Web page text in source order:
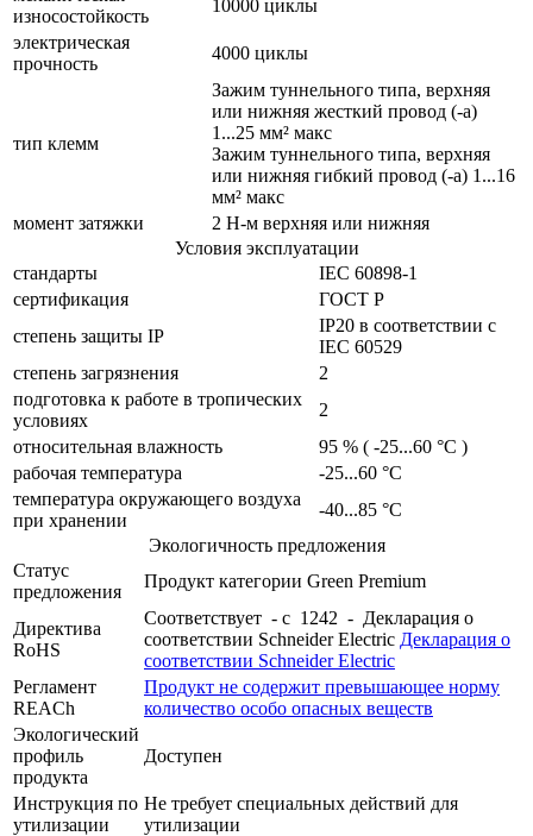
износостойкость
10000 циклы
электрическая
прочность
4000 циклы
тип клемм
Зажим туннельного типа, верхняя
или нижняя жесткий провод (-а)
1...25 мм² макс
Зажим туннельного типа, верхняя
или нижняя гибкий провод (-а) 1...16
мм² макс
момент затяжки
2 Н-м верхняя или нижняя
Условия эксплуатации
стандарты
IEC 60898-1
сертификация
ГОСТ Р
cтепень защиты IP
IP20 в соответствии с
IEC 60529
степень загрязнения
2
подготовка к работе в тропических
условиях
2
относительная влажность
95 % ( -25...60 °C )
рабочая температура
-25...60 °C
температура окружающего воздуха
при хранении
-40...85 °C
Экологичность предложения
Статус
предложения
Продукт категории Green Premium
Директива
RoHS
Соответствует - с 1242 - Декларация о
соответствии Schneider Electric Декларация о
соответствии Schneider Electric
Регламент
REACh
Продукт не содержит превышающее норму
количество особо опасных веществ
Экологический
профиль
продукта
Доступен
Инструкция по
утилизации
Не требует специальных действий для
утилизации